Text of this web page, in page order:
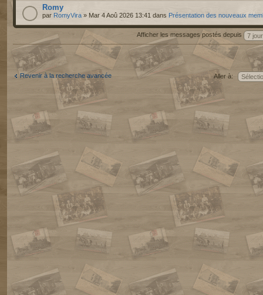
Romy
par RomyVira » Mar 4 Aoû 2026 13:41 dans Présentation des nouveaux
Afficher les messages postés depuis
Revenir à la recherche avancée Aller à: